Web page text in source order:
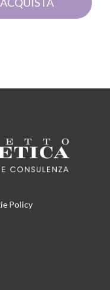
Policy